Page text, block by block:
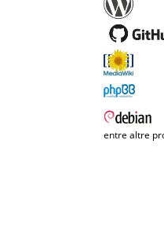
entre altre